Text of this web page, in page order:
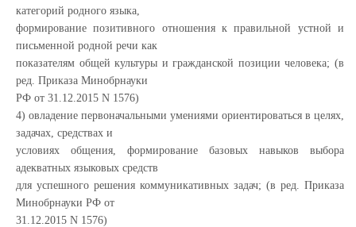
категорий родного языка,
формирование позитивного отношения к правильной устной и
письменной родной речи как
показателям общей культуры и гражданской позиции человека; (в
ред. Приказа Минобрнауки
РФ от 31.12.2015 N 1576)
4) овладение первоначальными умениями ориентироваться в целях,
задачах, средствах и
условиях общения, формирование базовых навыков выбора
адекватных языковых средств
для успешного решения коммуникативных задач; (в ред. Приказа
Минобрнауки РФ от
31.12.2015 N 1576)